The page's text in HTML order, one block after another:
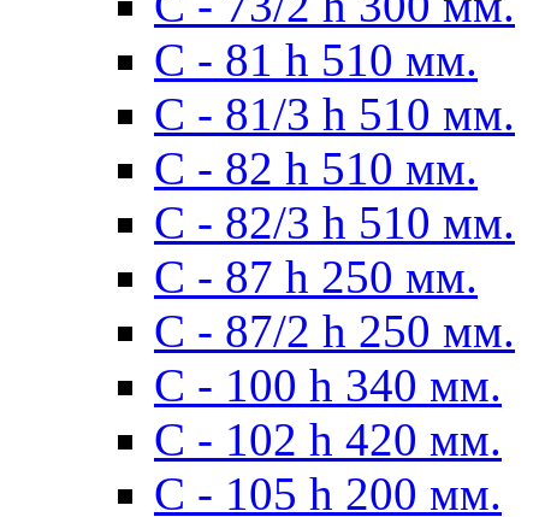
С - 81 h 510 мм.
С - 81/3 h 510 мм.
С - 82 h 510 мм.
С - 82/3 h 510 мм.
С - 87 h 250 мм.
С - 87/2 h 250 мм.
С - 100 h 340 мм.
C - 102 h 420 мм.
С - 105 h 200 мм.